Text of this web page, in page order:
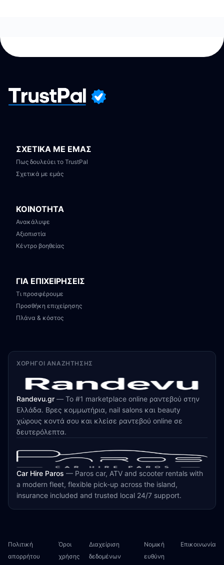
ΣΧΕΤΙΚΑ ΜΕ ΕΜΑΣ
Πως δουλεύει το TrustPal
Σχετικά με εμάς
ΚΟΙΝΟΤΗΤΑ
Ανακάλυψε
Αξιοπιστία
Κέντρο βοηθείας
ΓΙΑ ΕΠΙΧΕΙΡΗΣΕΙΣ
Τι προσφέρουμε
Προσθήκη επιχείρησης
Πλάνα & κόστος
ΧΟΡΗΓΟΊ ΑΝΑΖΉΤΗΣΗΣ
Randevu.gr — Το #1 marketplace online ραντεβού στην
Ελλάδα. Βρες κομμωτήρια, nail salons και beauty
χώρους κοντά σου και κλείσε ραντεβού online σε
δευτερόλεπτα.
Car Hire Paros — Paros car, ATV and scooter rentals with
a modern fleet, flexible pick-up across the island,
insurance included and trusted local 24/7 support.
Πολιτική
απορρήτου
Όροι
χρήσης
Διαχείριση
δεδομένων
Νομική
ευθύνη
Επικοινωνία